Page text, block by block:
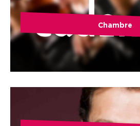
Chambre